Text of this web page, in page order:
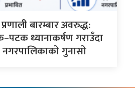
बारम्बार अवरुद्ध:
ध्यानाकर्षण गराउँदा
गुनासो